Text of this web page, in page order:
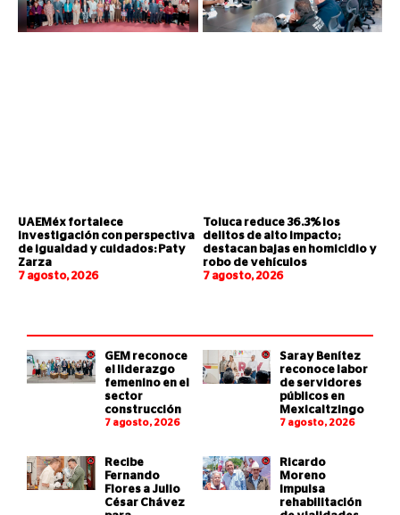
UAEMéx fortalece
investigación con perspectiva
de igualdad y cuidados: Paty
Zarza
7 agosto, 2026
Toluca reduce 36.3% los
delitos de alto impacto;
destacan bajas en homicidio y
robo de vehículos
7 agosto, 2026
GEM reconoce
el liderazgo
femenino en el
sector
construcción
7 agosto, 2026
Saray Benítez
reconoce labor
de servidores
públicos en
Mexicaltzingo
7 agosto, 2026
Recibe
Fernando
Flores a Julio
César Chávez
Ricardo
Moreno
impulsa
rehabilitación